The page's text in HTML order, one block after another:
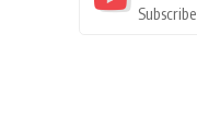
Subscribe